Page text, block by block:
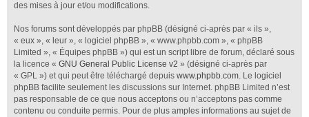
des mises à jour et/ou modifications.
Nos forums sont développés par phpBB (désigné ci-après par « ils »,
« eux », « leur », « logiciel phpBB », « www.phpbb.com », « phpBB
Limited », « Équipes phpBB ») qui est un script libre de forum, déclaré sous
la licence « GNU General Public License v2 » (désigné ci-après par
« GPL ») et qui peut être téléchargé depuis www.phpbb.com. Le logiciel
phpBB facilite seulement les discussions sur Internet. phpBB Limited n’est
pas responsable de ce que nous acceptons ou n’acceptons pas comme
contenu ou conduite permis. Pour de plus amples informations au sujet de